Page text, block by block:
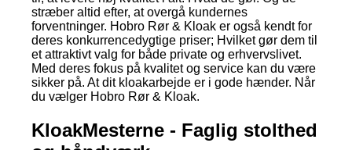
stræber altid efter, at overgå kundernes
forventninger. Hobro Rør & Kloak er også kendt for
deres konkurrencedygtige priser; Hvilket gør dem til
et attraktivt valg for både private og erhvervslivet.
Med deres fokus på kvalitet og service kan du være
sikker på. At dit kloakarbejde er i gode hænder. Når
du vælger Hobro Rør & Kloak.
KloakMesterne - Faglig stolthed